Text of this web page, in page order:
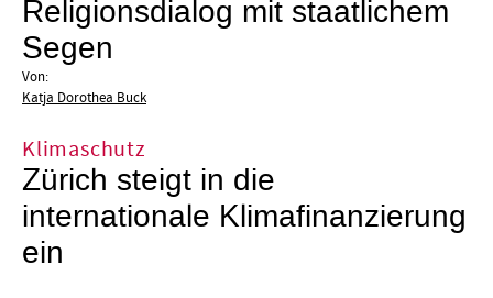
Religionsdialog mit staatlichem
Segen
Von:
Katja Dorothea Buck
Klimaschutz
Zürich steigt in die
internationale Klimafinanzierung
ein